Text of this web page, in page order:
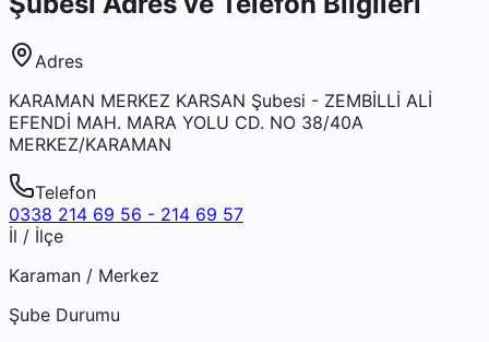
Adres
KARAMAN MERKEZ KARSAN Şubesi - ZEMBİLLİ ALİ
EFENDİ MAH. MARA YOLU CD. NO 38/40A
MERKEZ/KARAMAN
Telefon
0338 214 69 56 - 214 69 57
İl / İlçe
Karaman / Merkez
Şube Durumu